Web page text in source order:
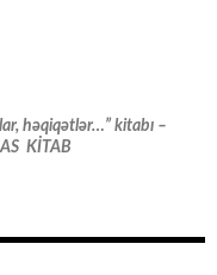
həqiqətlər…” kitabı –
KİTAB